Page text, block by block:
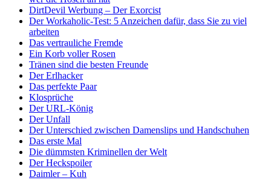
DirtDevil Werbung – Der Exorcist
Der Workaholic-Test: 5 Anzeichen dafür, dass Sie zu viel
arbeiten
Das vertrauliche Fremde
Ein Korb voller Rosen
Tränen sind die besten Freunde
Der Erlhacker
Das perfekte Paar
Klosprüche
Der URL-König
Der Unfall
Der Unterschied zwischen Damenslips und Handschuhen
Das erste Mal
Die dümmsten Kriminellen der Welt
Der Heckspoiler
Daimler – Kuh